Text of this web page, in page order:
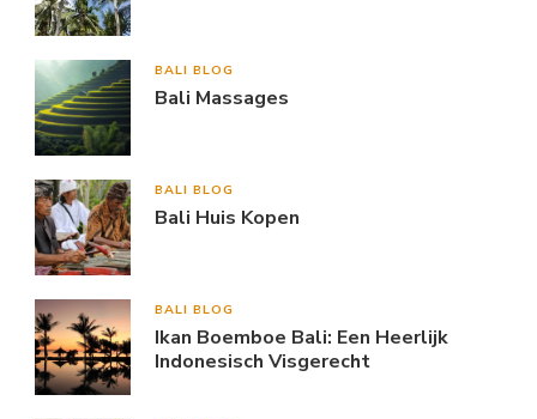
BALI BLOG
Bali Massages
BALI BLOG
Bali Huis Kopen
BALI BLOG
Ikan Boemboe Bali: Een Heerlijk
Indonesisch Visgerecht